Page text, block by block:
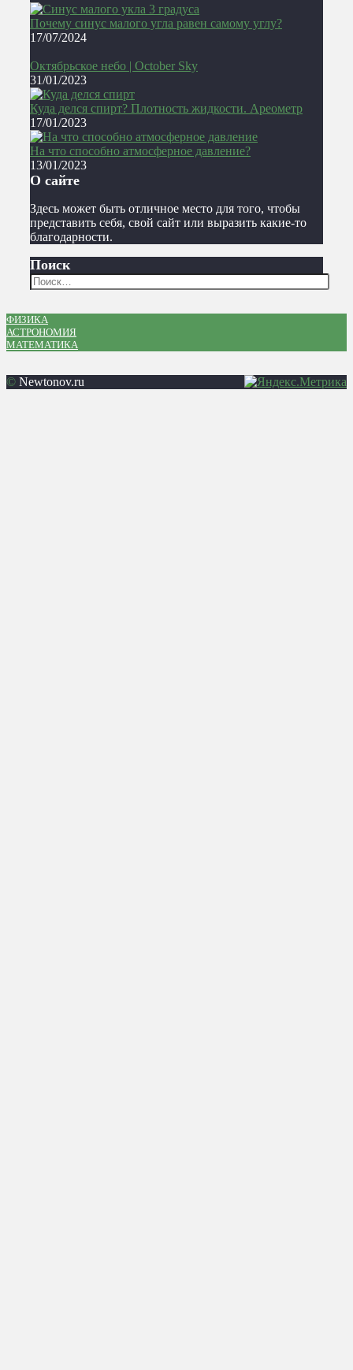
Почему синус малого угла равен самому углу?
17/07/2024
Октябрьское небо | October Sky
31/01/2023
Куда делся спирт? Плотность жидкости. Ареометр
17/01/2023
На что способно атмосферное давление?
13/01/2023
О сайте
Здесь может быть отличное место для того, чтобы
представить себя, свой сайт или выразить какие-то
благодарности.
Поиск
ФИЗИКА
АСТРОНОМИЯ
МАТЕМАТИКА
© Newtonov.ru